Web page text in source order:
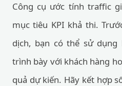
Công cụ ước tính traffic
mục tiêu KPI khả thi.
dịch, bạn có thể sử
trình bày với khách hàng
quả dự kiến. Hãy kết hợp